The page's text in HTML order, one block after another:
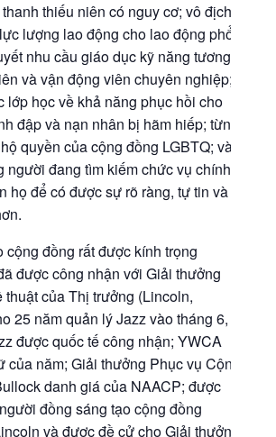
thiếu niên có nguy cơ; vô địch
lượng lao động cho lao động phổ
nhu cầu giáo dục kỹ năng tương
và vận động viên chuyên nghiệp;
lớp học về khả năng phục hồi cho
đập và nạn nhân bị hãm hiếp; từng
quyền của cộng đồng LGBTQ; và
người đang tìm kiếm chức vụ chính
họ để có được sự rõ ràng, tự tin và
cộng đồng rất được kính trọng
được công nhận với Giải thưởng
thuật của Thị trưởng (Lincoln,
25 năm quản lý Jazz vào tháng 6,
được quốc tế công nhận; YWCA
năm; Giải thưởng Phục vụ Cộng
danh giá của NAACP; được
đồng sáng tạo cộng đồng
và được đề cử cho Giải thưởng